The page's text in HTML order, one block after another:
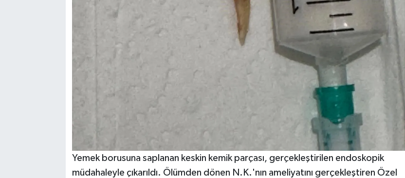
Yemek borusuna saplanan keskin kemik parçası, gerçekleştirilen endoskopik
müdahaleyle çıkarıldı. Ölümden dönen N.K.'nın ameliyatını gerçekleştiren Özel